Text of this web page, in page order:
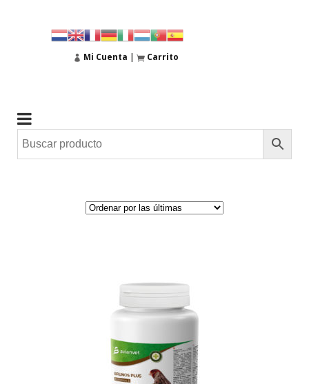
Mi Cuenta | Carrito